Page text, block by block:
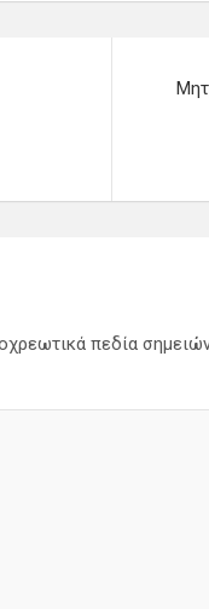
πεδία